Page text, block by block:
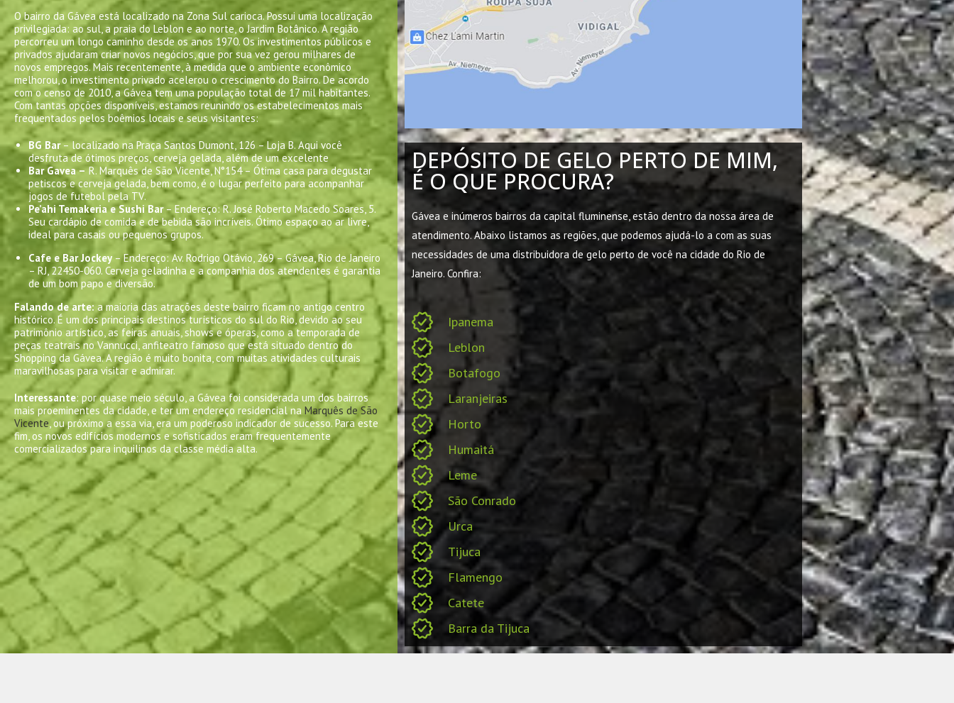
O bairro da Gávea está localizado na Zona Sul carioca. Possui uma localização
privilegiada: ao sul, a praia do Leblon e ao norte, o Jardim Botânico. A região
percorreu um longo caminho desde os anos 1970. Os investimentos públicos e
privados ajudaram criar novos negócios, que por sua vez gerou milhares de
novos empregos. Mais recentemente, à medida que o ambiente econômico
melhorou, o investimento privado acelerou o crescimento do Bairro. De acordo
com o censo de 2010, a Gávea tem uma população total de 17 mil habitantes.
Com tantas opções disponíveis, estamos reunindo os estabelecimentos mais
frequentados pelos boêmios locais e seus visitantes:
BG Bar– localizado na Praça Santos Dumont, 126 – Loja B. Aqui você
desfruta de ótimos preços, cerveja gelada, além de um excelente
Bar Gavea –R. Marquês de São Vicente, N°154 – Ótima casa para degustar
petiscos e cerveja gelada, bem como, é o lugar perfeito para acompanhar
jogos de futebol pela TV.
Pe’ahi Temakeria e Sushi Bar– Endereço: R. José Roberto Macedo Soares, 5.
Seu cardápio de comida e de bebida são incríveis. Ótimo espaço ao ar livre,
ideal para casais ou pequenos grupos.
Cafe e Bar Jockey – Endereço: Av. Rodrigo Otávio, 269 – Gávea, Rio de Janeiro
– RJ, 22450-060. Cerveja geladinha e a companhia dos atendentes é garantia
de um bom papo e diversão.
Falando de arte: a maioria das atrações deste bairro ficam no antigo centro
histórico. É um dos principais destinos turísticos do sul do Rio, devido ao seu
patrimônio artístico, as feiras anuais, shows e óperas, como a temporada de
peças teatrais no Vannucci, anfiteatro famoso que está situado dentro do
Shopping da Gávea. A região é muito bonita, com muitas atividades culturais
maravilhosas para visitar e admirar.
Interessante: por quase meio século, a Gávea foi considerada um dos bairros
mais proeminentes da cidade, e ter um endereço residencial na Marquês de São
Vicente, ou próximo a essa via, era um poderoso indicador de sucesso. Para este
fim, os novos edifícios modernos e sofisticados eram frequentemente
comercializados para inquilinos da classe média alta.
DEPÓSITO DE GELO PERTO DE MIM,
É O QUE PROCURA?
Gávea e inúmeros bairros da capital fluminense, estão dentro da nossa área de
atendimento. Abaixo listamos as regiões, que podemos ajudá-lo a com as suas
necessidades de uma distribuidora de gelo perto de você na cidade do Rio de
Janeiro.Confira:
Ipanema
Leblon
Botafogo
Laranjeiras
Horto
Humaitá
Leme
São Conrado
Urca
Tijuca
Flamengo
Catete
Barra da Tijuca